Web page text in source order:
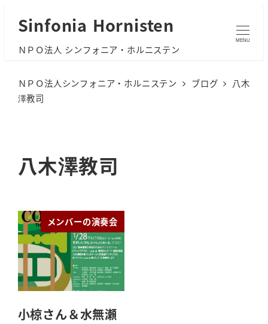
Sinfonia Hornisten
ＮＰＯ法人 シンフォニア・ホルニステン
MENU
ＮＰＯ法人シンフォニア・ホルニステン ブログ
八木
澤教司
八木澤教司
メンバーの演奏会
小椋さん＆水無瀬